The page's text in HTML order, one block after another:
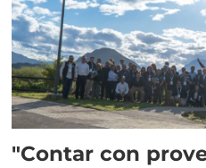
"Contar con